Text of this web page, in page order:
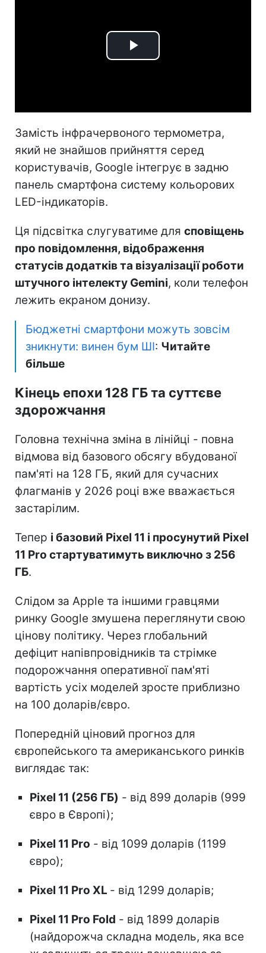
Play
Замість інфрачервоного термометра,
який не знайшов прийняття серед
користувачів, Google інтегрує в задню
панель смартфона систему кольорових
LED-індикаторів.
Ця підсвітка слугуватиме для сповіщень
про повідомлення, відображення
статусів додатків та візуалізації роботи
штучного інтелекту Gemini, коли телефон
лежить екраном донизу.
Бюджетні смартфони можуть зовсім
зникнути: винен бум ШІ: Читайте
більше
Кінець епохи 128 ГБ та суттєве
здорожчання
Головна технічна зміна в лінійці - повна
відмова від базового обсягу вбудованої
пам'яті на 128 ГБ, який для сучасних
флагманів у 2026 році вже вважається
застарілим.
Тепер і базовий Pixel 11 і просунутий Pixel
11 Pro стартуватимуть виключно з 256
ГБ.
Слідом за Apple та іншими гравцями
ринку Google змушена переглянути свою
цінову політику. Через глобальний
дефіцит напівпровідників та стрімке
подорожчання оперативної пам'яті
вартість усіх моделей зросте приблизно
на 100 доларів/євро.
Попередній ціновий прогноз для
європейського та американського ринків
виглядає так:
Pixel 11 (256 ГБ) - від 899 доларів (999
євро в Європі);
Pixel 11 Pro - від 1099 доларів (1199
євро);
Pixel 11 Pro XL - від 1299 доларів;
Pixel 11 Pro Fold - від 1899 доларів
(найдорожча складна модель, яка все